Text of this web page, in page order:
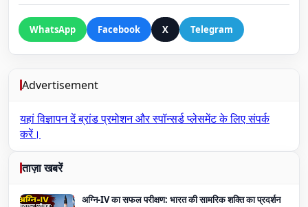
WhatsApp Facebook X Telegram
Advertisement
यहां विज्ञापन देंब्रांड प्रमोशन और स्पॉन्सर्ड प्लेसमेंट के लिए संपर्क
करें।
ताज़ा खबरें
अग्नि-IV का सफल परीक्षण: भारत की सामरिक शक्ति का प्रदर्शन